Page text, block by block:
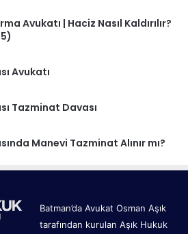
Avukatı | Haciz Nasıl Kaldırılır?
Avukatı
Tazminat Davası
Manevi Tazminat Alınır mı?
Batman’da Avukat Osman Aşık
tarafından kurulan Aşık Hukuk